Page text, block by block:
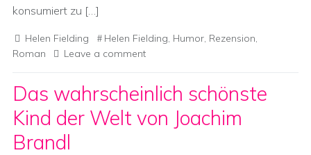
konsumiert zu […]
Helen Fielding Helen Fielding, Humor, Rezension,
Roman
Leave a comment
Das wahrscheinlich schönste
Kind der Welt von Joachim
Brandl